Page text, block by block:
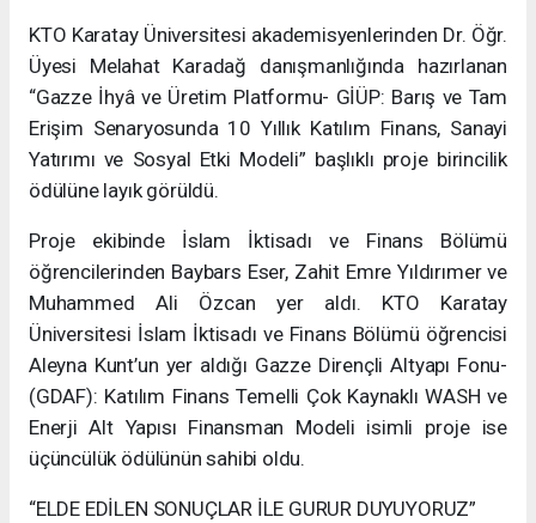
KTO Karatay Üniversitesi akademisyenlerinden Dr. Öğr.
Üyesi Melahat Karadağ danışmanlığında hazırlanan
“Gazze İhyâ ve Üretim Platformu- GİÜP: Barış ve Tam
Erişim Senaryosunda 10 Yıllık Katılım Finans, Sanayi
Yatırımı ve Sosyal Etki Modeli” başlıklı proje birincilik
ödülüne layık görüldü.
Proje ekibinde İslam İktisadı ve Finans Bölümü
öğrencilerinden Baybars Eser, Zahit Emre Yıldırımer ve
Muhammed Ali Özcan yer aldı. KTO Karatay
Üniversitesi İslam İktisadı ve Finans Bölümü öğrencisi
Aleyna Kunt’un yer aldığı Gazze Dirençli Altyapı Fonu-
(GDAF): Katılım Finans Temelli Çok Kaynaklı WASH ve
Enerji Alt Yapısı Finansman Modeli isimli proje ise
üçüncülük ödülünün sahibi oldu.
“ELDE EDİLEN SONUÇLAR İLE GURUR DUYUYORUZ”